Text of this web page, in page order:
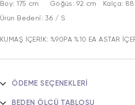
Boy: 175 cm Göğüs: 92 cm Kalça: 88
Ürün Bedeni: 36 / S
KUMAŞ İÇERİK: %90PA %10 EA ASTAR
ÖDEME SEÇENEKLERI
BEDEN ÖLÇÜ TABLOSU